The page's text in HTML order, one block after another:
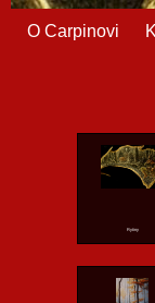
O Carpinovi
Rytiny